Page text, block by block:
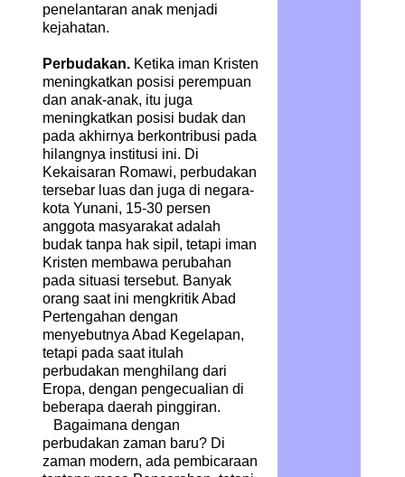
penelantaran anak menjadi
kejahatan.
Perbudakan. Ketika iman Kristen
meningkatkan posisi perempuan
dan anak-anak, itu juga
meningkatkan posisi budak dan
pada akhirnya berkontribusi pada
hilangnya institusi ini. Di
Kekaisaran Romawi, perbudakan
tersebar luas dan juga di negara-
kota Yunani, 15-30 persen
anggota masyarakat adalah
budak tanpa hak sipil, tetapi iman
Kristen membawa perubahan
pada situasi tersebut. Banyak
orang saat ini mengkritik Abad
Pertengahan dengan
menyebutnya Abad Kegelapan,
tetapi pada saat itulah
perbudakan menghilang dari
Eropa, dengan pengecualian di
beberapa daerah pinggiran.
Bagaimana dengan
perbudakan zaman baru? Di
zaman modern, ada pembicaraan